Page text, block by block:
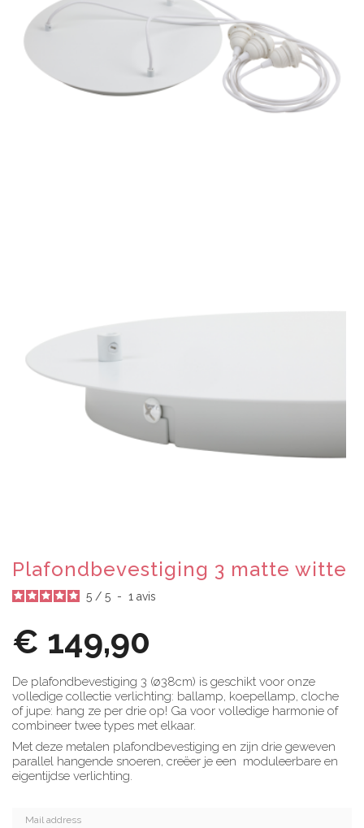
Plafondbevestiging 3 matte witte
5 / 5 - 1 avis
€ 149,90
De plafondbevestiging 3 (ø38cm) is geschikt voor onze
volledige collectie verlichting: ballamp, koepellamp, cloche
of jupe: hang ze per drie op! Ga voor volledige harmonie of
combineer twee types met elkaar.
Met deze metalen plafondbevestiging en zijn drie geweven
parallel hangende snoeren, creëer je een moduleerbare en
eigentijdse verlichting.